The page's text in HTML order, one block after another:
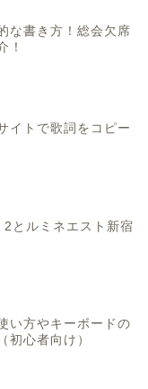
な書き方！総会欠席
！
イトで歌詞をコピー
2とルミネエスト新宿
い方やキーボードの
初心者向け）